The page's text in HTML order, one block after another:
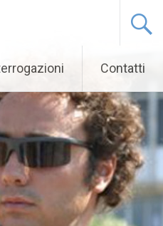
Contatti